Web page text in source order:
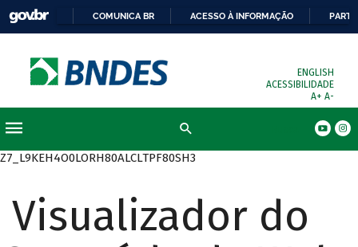
COMUNICA BR ACESSO À INFORMAÇÃO
ENGLISH
ACESSIBILIDADE
A+ A-
Z7_L9KEH4O0LORH80ALCLTPF80SH3
Visualizador do